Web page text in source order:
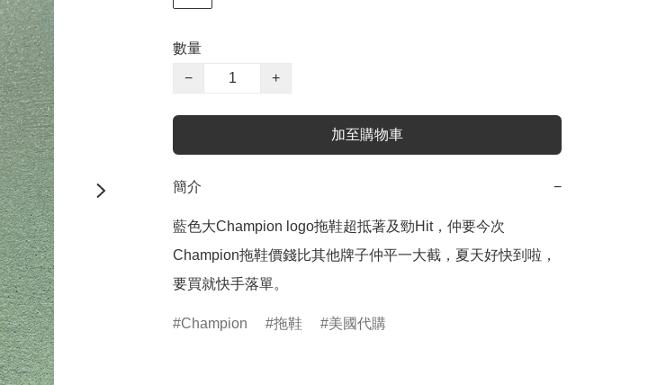
數量
−
+
加至購物車
簡介 −
藍色大Champion logo拖鞋超抵著及勁Hit，仲要今次
Champion拖鞋價錢比其他牌子仲平一大截，夏天好快到啦，
要買就快手落單。
Champion 拖鞋 美國代購